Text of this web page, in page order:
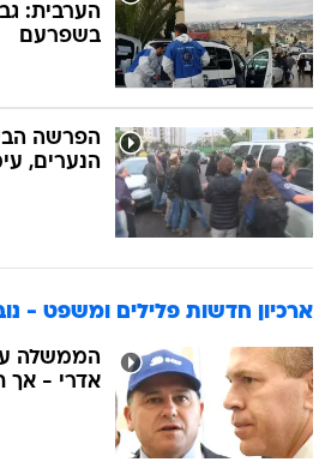
בשפרעם
הפרשה
הנערים,
ארכיון חדשות פלילים ומשפט -
הממשלה
אדרי - אך